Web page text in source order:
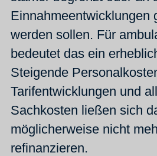
Einnahmeentwicklungen
werden sollen. Für
bedeutet das ein
Steigende
Tarifentwicklungen und
Sachkosten ließen sich
möglicherweise nicht
refinanzieren.